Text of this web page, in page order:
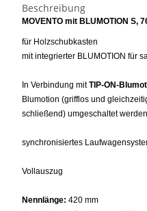
Beschreibung
MOVENTO mit BLUMOTION S,
für Holzschubkasten
mit integrierter BLUMOTION für
In Verbindung mitTIP-ON-
Blumotion (grifflos und
schließend) umgeschaltet
synchronisiertes
Vollauszug
Nennlänge: 420 mm